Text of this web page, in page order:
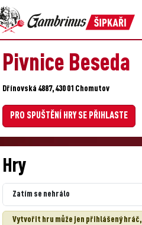
Pivnice Beseda
Dřínovská 4887, 430 01 Chomutov
PRO SPUŠTĚNÍ HRY SE PŘIHLASTE
Hry
Zatím se nehrálo
Vytvořit hru může jen přihlášený hráč,